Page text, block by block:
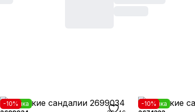
Новинка
-10%
Новинка
-10%